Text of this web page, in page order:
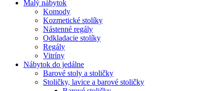
Malý nábytok
Komody
Kozmetické stolíky
Nástenné regály
Odkladacie stolíky
Regály
Vitríny
Nábytok do jedálne
Barové stoly a stoličky
Stoličky, lavice a barové stoličky